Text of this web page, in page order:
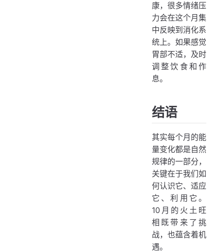
康，很多情绪压
力会在这个月集
中反映到消化系
统上。如果感觉
胃部不适，及时
调整饮食和作
息。
结语
其实每个月的能
量变化都是自然
规律的一部分，
关键在于我们如
何认识它、适应
它、利用它。
10月的火土旺
相既带来了挑
战，也蕴含着机
遇。